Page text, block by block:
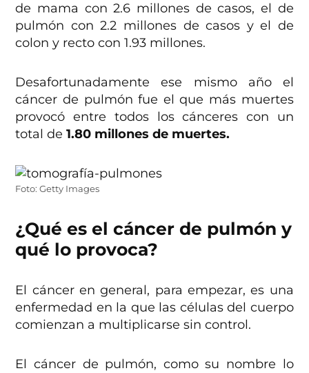
de mama con 2.6 millones de casos, el de
pulmón con 2.2 millones de casos y el de
colon y recto con 1.93 millones.
Desafortunadamente ese mismo año el
cáncer de pulmón fue el que más muertes
provocó entre todos los cánceres con un
total de 1.80 millones de muertes.
Foto: Getty Images
¿Qué es el cáncer de pulmón y
qué lo provoca?
El cáncer en general, para empezar, es una
enfermedad en la que las células del cuerpo
comienzan a multiplicarse sin control.
El cáncer de pulmón, como su nombre lo